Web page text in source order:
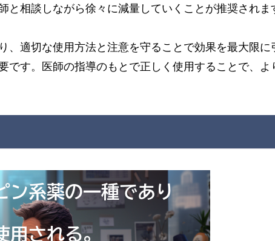
相談しながら徐々に減量していくことが推奨されま
適切な使用方法と注意を守ることで効果を最大限に
す。医師の指導のもとで正しく使用することで、よ